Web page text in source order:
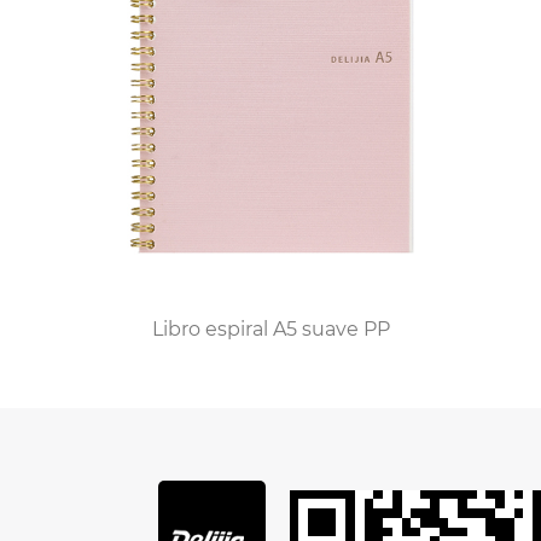
sensación del cuero de calidad, el peso del papel
y el acto de escribir con un bolígrafo contribuyen
a una sensación de conexión con la tarea en
Para muchos, el cuaderno de cuero se ha
convertido en una herramienta de expresión
creativa. Los escritores, artistas y pensadores los
diferencia de la naturaleza fugaz de los
analógicas ha contribuido a la continua
Libro espiral A5 suave PP